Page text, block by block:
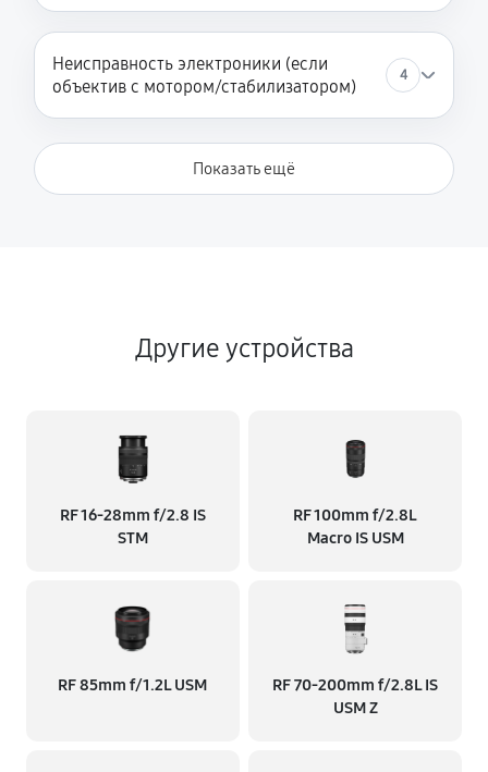
Неисправность электроники (если
объектив с мотором/стабилизатором)
4
Показать ещё
Другие устройства
RF 16‑28mm f/2.8 IS
STM
RF 100mm f/2.8L
Macro IS USM
RF 85mm f/1.2L USM
RF 70‑200mm f/2.8L IS
USM Z